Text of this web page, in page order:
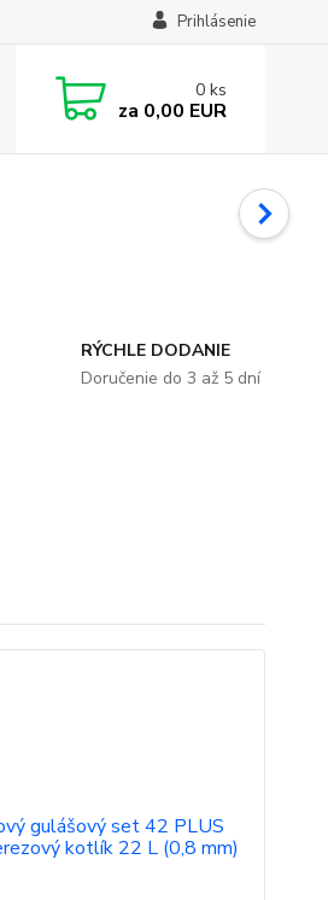
Prihlásenie
0 ks
za 0,00 EUR
RÝCHLE DODANIE
Doručenie do 3 až 5 dní